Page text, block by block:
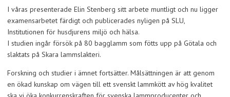
I våras presenterade Elin Stenberg sitt arbete muntligt och nu ligger
examensarbetet färdigt och publicerades nyligen på SLU,
Institutionen för husdjurens miljö och hälsa.
I studien ingår försök på 80 bagglamm som fötts upp på Götala och
slaktats på Skara lammslakteri.
Forskning och studier i ämnet fortsätter. Målsättningen är att genom
en ökad kunskap om vägen till ett svenskt lammkött av hög kvalitet